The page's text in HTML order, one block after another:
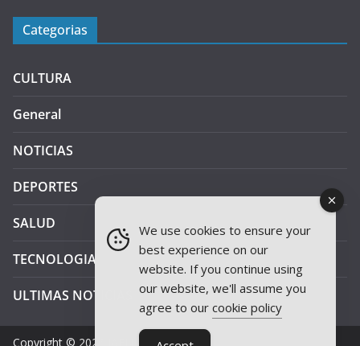
Categorias
CULTURA
General
NOTICIAS
DEPORTES
SALUD
TECNOLOGIA
ULTIMAS NOTICIAS
Copyright © 2026 JAEN PLUS RADIO
We use cookies to ensure your
best experience on our
website. If you continue using
our website, we'll assume you
agree to our cookie policy